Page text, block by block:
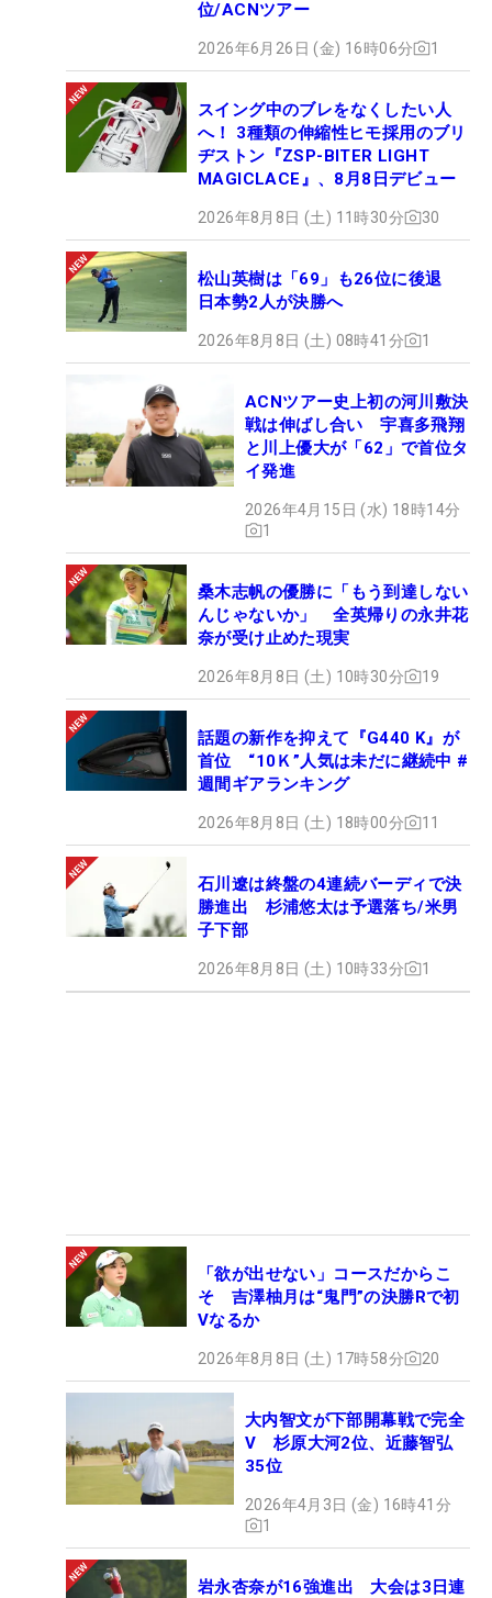
位/ACNツアー
2026年6月26日 (金) 16時06分 1
スイング中のブレをなくしたい人
へ！ 3種類の伸縮性ヒモ採用のブリ
ヂストン『ZSP-BITER LIGHT
MAGICLACE』、8月8日デビュー
2026年8月8日 (土) 11時30分 30
松山英樹は「69」も26位に後退
日本勢2人が決勝へ
2026年8月8日 (土) 08時41分 1
ACNツアー史上初の河川敷決
戦は伸ばし合い 宇喜多飛翔
と川上優大が「62」で首位タ
イ発進
2026年4月15日 (水) 18時14分
1
桑木志帆の優勝に「もう到達しない
んじゃないか」 全英帰りの永井花
奈が受け止めた現実
2026年8月8日 (土) 10時30分 19
話題の新作を抑えて『G440 K』が
首位 “10Ｋ”人気は未だに継続中 #
週間ギアランキング
2026年8月8日 (土) 18時00分 11
石川遼は終盤の4連続バーディで決
勝進出 杉浦悠太は予選落ち/米男
子下部
2026年8月8日 (土) 10時33分 1
「欲が出せない」コースだからこ
そ 吉澤柚月は“鬼門”の決勝Rで初
Vなるか
2026年8月8日 (土) 17時58分 20
大内智文が下部開幕戦で完全
V 杉原大河2位、近藤智弘
35位
2026年4月3日 (金) 16時41分
1
岩永杏奈が16強進出 大会は3日連